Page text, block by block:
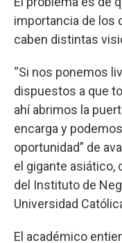
importancia de los
caben distintas
“Si nos ponemos
dispuestos a que
ahí abrimos la
encarga y
oportunidad” de
el gigante asiático,
del Instituto de
Universidad
El académico